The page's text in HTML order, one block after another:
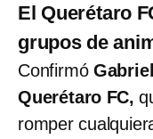
El Querétaro
grupos de
Confirmó
Querétaro FC,
romper